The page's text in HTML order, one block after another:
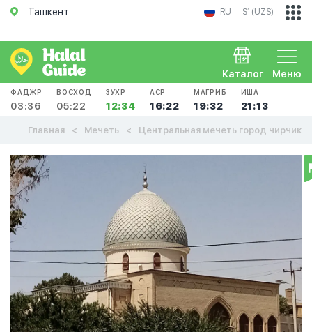
Ташкент RU Sʻ (UZS)
Меню
Каталог
ФАДЖР
03:36
ВОСХОД
05:22
ЗУХР
12:34
АСР
16:22
МАГРИБ
19:32
ИША
21:13
Главная Мечеть Центральная мечеть город чирчик